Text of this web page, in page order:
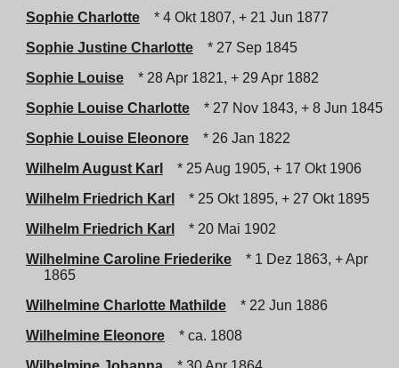
Sophie Charlotte
* 4 Okt 1807, + 21 Jun 1877
Sophie Justine Charlotte
* 27 Sep 1845
Sophie Louise
* 28 Apr 1821, + 29 Apr 1882
Sophie Louise Charlotte
* 27 Nov 1843, + 8 Jun 1845
Sophie Louise Eleonore
* 26 Jan 1822
Wilhelm August Karl
* 25 Aug 1905, + 17 Okt 1906
Wilhelm Friedrich Karl
* 25 Okt 1895, + 27 Okt 1895
Wilhelm Friedrich Karl
* 20 Mai 1902
Wilhelmine Caroline Friederike
* 1 Dez 1863, + Apr
1865
Wilhelmine Charlotte Mathilde
* 22 Jun 1886
Wilhelmine Eleonore
* ca. 1808